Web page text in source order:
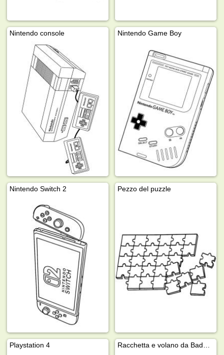
Nintendo console Nintendo Game Boy
Nintendo Switch 2 Pezzo del puzzle
Playstation 4